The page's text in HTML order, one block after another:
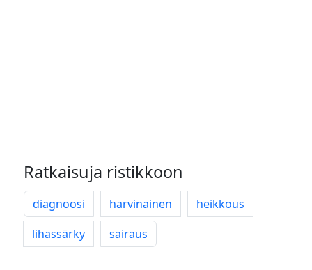
Ratkaisuja ristikkoon
diagnoosi harvinainen
heikkous
lihassärky
sairaus